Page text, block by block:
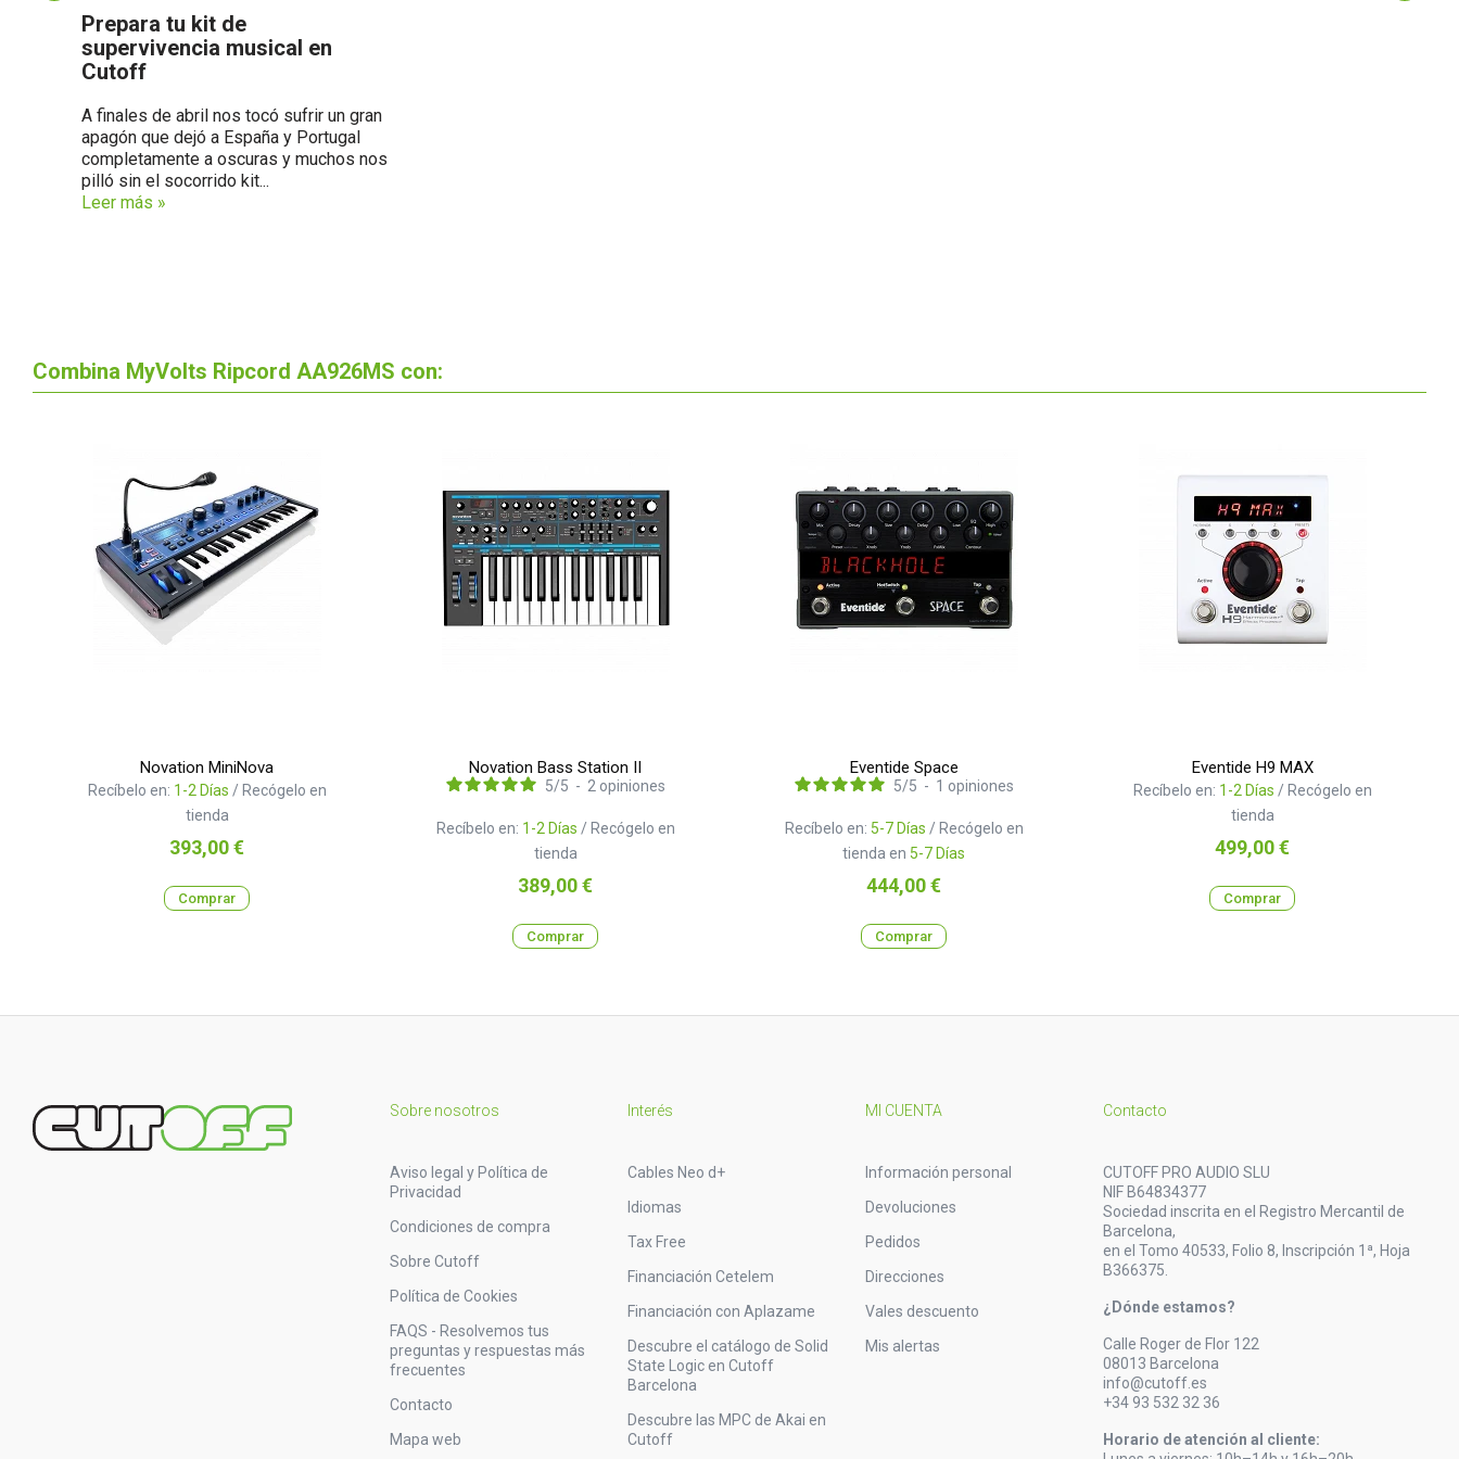
Prepara tu kit de
supervivencia musical en
Cutoff
A finales de abril nos tocó sufrir un gran
apagón que dejó a España y Portugal
completamente a oscuras y muchos nos
pilló sin el socorrido kit...
Leer más »
Combina MyVolts Ripcord AA926MS con:
Novation MiniNova
Recíbelo en: 1-2 Días / Recógelo en
tienda
Precio
393,00 €
Comprar
Novation Bass Station II
Recíbelo en: 1-2 Días / Recógelo en
tienda
5/5 - 2 opiniones
Precio
389,00 €
Comprar
Eventide Space
Recíbelo en: 5-7 Días / Recógelo en
tienda en 5-7 Días
5/5 - 1 opiniones
Precio
444,00 €
Comprar
Eventide H9 MAX
Recíbelo en: 1-2 Días / Recógelo en
tienda
Precio
499,00 €
Comprar
Sobre nosotros
Aviso legal y Política de
Privacidad
Condiciones de compra
Sobre Cutoff
Política de Cookies
FAQS - Resolvemos tus
preguntas y respuestas más
frecuentes
Contacto
Mapa web
Interés
Cables Neo d+
Idiomas
Tax Free
Financiación Cetelem
Financiación con Aplazame
Descubre el catálogo de Solid
State Logic en Cutoff
Barcelona
Descubre las MPC de Akai en
Cutoff
MI CUENTA
Información personal
Devoluciones
Pedidos
Direcciones
Vales descuento
Mis alertas
Contacto
CUTOFF PRO AUDIO SLU
NIF B64834377
Sociedad inscrita en el Registro Mercantil de
Barcelona,
en el Tomo 40533, Folio 8, Inscripción 1ª, Hoja
B366375.
¿Dónde estamos?
Calle Roger de Flor 122
08013 Barcelona
info@cutoff.es
+34 93 532 32 36
Horario de atención al cliente: